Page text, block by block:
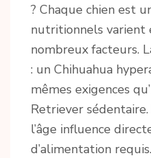
? Chaque chien est
nutritionnels varient
nombreux facteurs.
: un Chihuahua
mêmes exigences
Retriever sédentaire.
l’âge influence
d’alimentation